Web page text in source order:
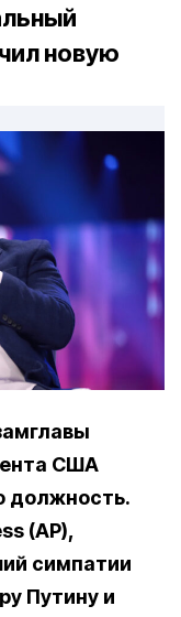
новую
США
должность.
(AP),
симпатии
Путину и